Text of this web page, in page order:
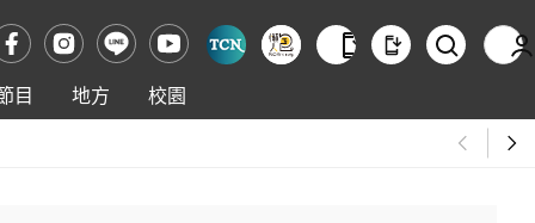
目 地方 校園